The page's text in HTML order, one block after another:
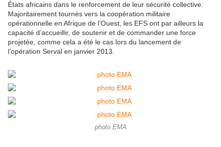
États africains dans le renforcement de leur sécurité collective.
Majoritairement tournés vers la coopération militaire
opérationnelle en Afrique de l’Ouest, les EFS ont par ailleurs la
capacité d’accueillir, de soutenir et de commander une force
projetée, comme cela a été le cas lors du lancement de
l’opération Serval en janvier 2013.
photo EMA